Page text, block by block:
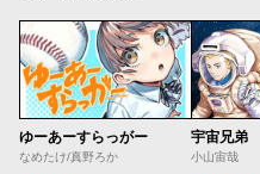
ゆーあーすらっがー
なめたけ/真野ろか
宇宙兄弟
小山宙哉